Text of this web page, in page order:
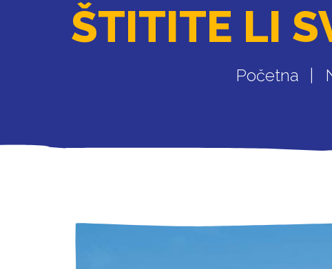
ŠTITITE LI
Početna